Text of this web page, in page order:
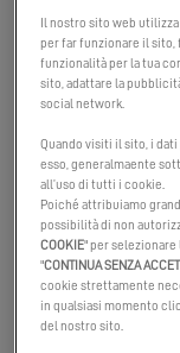
IL VOSTRO
Zona di navigazione
Scegli il tuo
TI
Il nostro sito web
per far funzionare il
funzionalità per la tua
sito, adattare la
social network.
Quando visiti il sito, i
esso, generalmaente
all’uso di tutti i cookie.
Poiché attribuiamo
possibilità di non
COOKIE" per
"CONTINUA SENZA
cookie strettamente
in qualsiasi momento
del nostro sito.